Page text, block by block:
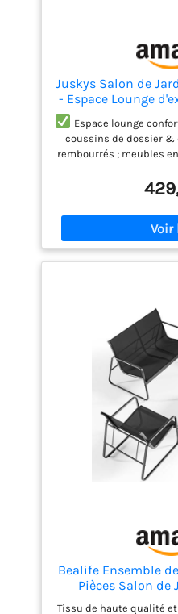
Juskys Salon de
- Espace Lounge
Salon avec
Jardin, Balcon,
Espace lounge
coussins de dossier
rembourrés ; meubles
Meubles résistants
robuste & résistant
amovibles & lavables ;
extérieur
Matériaux
de jardin à châssis en
Design
design rectiligne &
tendance ; aspect
estéhtique dans
Entretien facile : coin
d'entretien ; le
coup de chiffon
nettoyer ; housses
Bealife Ensemble
Pièces Salon
textilène avec 3
Tissu de haute qualité